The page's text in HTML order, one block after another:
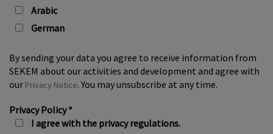
Arabic
German
By sending your data you agree to receive information from
SEKEM about our activities and development and agree with
our Privacy Notice. You may unsubscribe at any time.
Privacy Policy*
I agree with the privacy regulations.